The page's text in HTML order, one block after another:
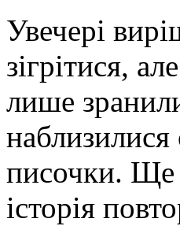
Увечері
зігрітися,
лише
писочки. Ще
історія